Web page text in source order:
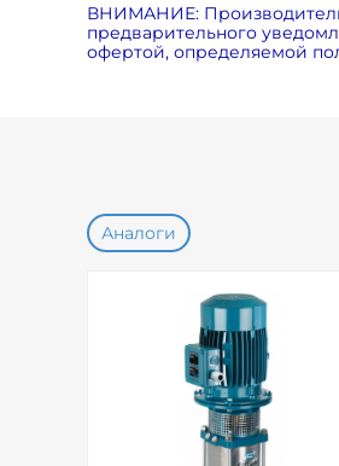
ВНИМАНИЕ: Производитель
предварительного
офертой, определяемой
Аналоги